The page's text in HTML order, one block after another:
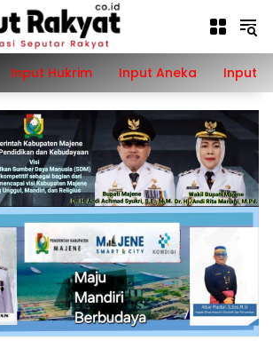
Input Hukrim Input Aneka Input